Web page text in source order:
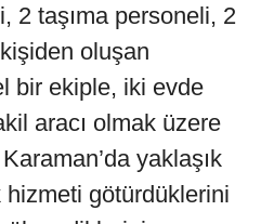
2 taşıma personeli, 2
oluşan
bir ekiple, iki evde
aracı olmak üzere
yaklaşık
hizmeti götürdüklerini